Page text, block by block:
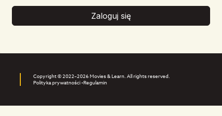
Zaloguj się
Copyright © 2022–2026 Movies & Learn. All rights reserved.
Polityka prywatności •Regulamin